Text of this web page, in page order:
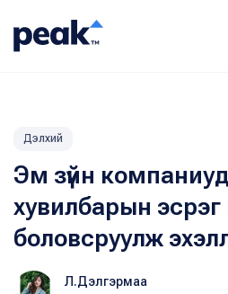
Дэлхий
Эм зүйн
хувилбарын
боловсруулж
Л.Дэлгэрмаа